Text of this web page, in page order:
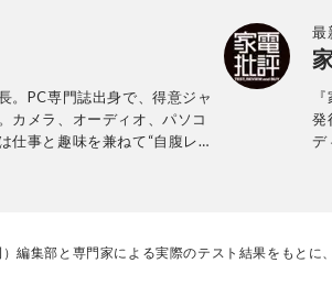
。PC専門誌出身で、得意ジャ
カメラ、オーディオ、パソコ
仕事と趣味を兼ねて“自腹レビ
最
発
デ
く
編集部と専門家による実際のテスト結果をもとに